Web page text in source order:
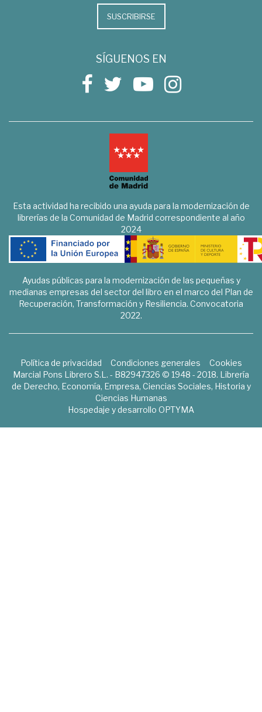
SUSCRIBIRSE
SÍGUENOS EN
Esta actividad ha recibido una ayuda para la modernización de
librerías de la Comunidad de Madrid correspondiente al año
2024
Ayudas públicas para la modernización de las pequeñas y
medianas empresas del sector del libro en el marco del Plan de
Recuperación, Transformación y Resiliencia. Convocatoria
2022.
Política de privacidad Condiciones generales
Cookies
Marcial Pons Librero S.L. - B82947326 © 1948 - 2018. Librería
de Derecho, Economía, Empresa, Ciencias Sociales, Historia y
Ciencias Humanas
Hospedaje y desarrollo OPTYMA